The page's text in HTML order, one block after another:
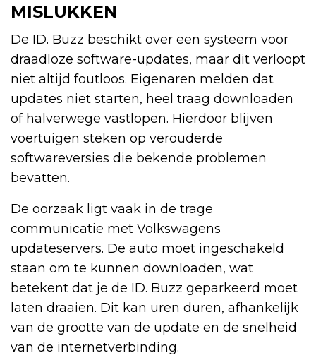
MISLUKKEN
De ID. Buzz beschikt over een systeem voor
draadloze software-updates, maar dit verloopt
niet altijd foutloos. Eigenaren melden dat
updates niet starten, heel traag downloaden
of halverwege vastlopen. Hierdoor blijven
voertuigen steken op verouderde
softwareversies die bekende problemen
bevatten.
De oorzaak ligt vaak in de trage
communicatie met Volkswagens
updateservers. De auto moet ingeschakeld
staan om te kunnen downloaden, wat
betekent dat je de ID. Buzz geparkeerd moet
laten draaien. Dit kan uren duren, afhankelijk
van de grootte van de update en de snelheid
van de internetverbinding.